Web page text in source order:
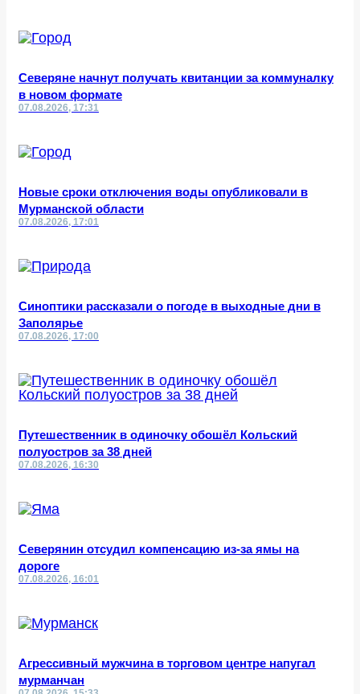
Северяне начнут получать квитанции за коммуналку
в новом формате
07.08.2026, 17:31
Новые сроки отключения воды опубликовали в
Мурманской области
07.08.2026, 17:01
Синоптики рассказали о погоде в выходные дни в
Заполярье
07.08.2026, 17:00
Путешественник в одиночку обошёл Кольский
полуостров за 38 дней
07.08.2026, 16:30
Северянин отсудил компенсацию из-за ямы на
дороге
07.08.2026, 16:01
Агрессивный мужчина в торговом центре напугал
мурманчан